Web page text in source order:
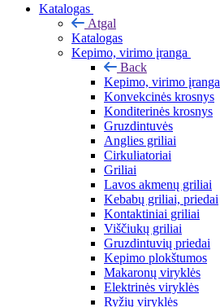
Katalogas
Atgal
Katalogas
Kepimo, virimo įranga
Back
Kepimo, virimo įranga
Konvekcinės krosnys
Konditerinės krosnys
Gruzdintuvės
Anglies griliai
Cirkuliatoriai
Griliai
Lavos akmenų griliai
Kebabų griliai, priedai
Kontaktiniai griliai
Viščiukų griliai
Gruzdintuvių priedai
Kepimo plokštumos
Makaronų viryklės
Elektrinės viryklės
Ryžių viryklės